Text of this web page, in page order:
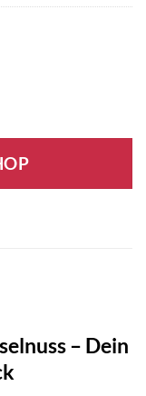
– Dein